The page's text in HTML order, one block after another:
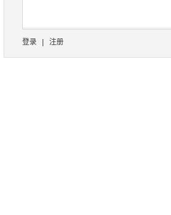
登录 注册